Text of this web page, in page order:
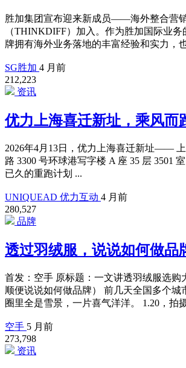
胜加集团宣布迎来新成员——海外整合营
（THINKDIFF）加入。作为胜加国际业
牌拥有海外业务落地的丰富经验和实力，
SG胜加 4 月前
212,223
资讯
优力上海喜迁新址，乘风而
2026年4月13日，优力上海喜迁新址——
路 3300 号环球港写字楼 A 座 35 层 3501
已久的重跑计划 ...
UNIQUEAD 优力互动 4 月前
280,527
品牌
透过羽绒服，说说如何做品
首发：空手 原标题：一文讲透羽绒服选购
顺便说说如何做品牌） 前几天全国多个城
圈里全是雪景，一片喜气洋洋。 1.20，拍
空手 5 月前
273,798
资讯